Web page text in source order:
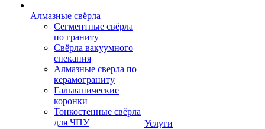
Алмазные свёрла
Сегментные свёрла
по граниту
Свёрла вакуумного
спекания
Алмазные сверла по
керамограниту
Гальванические
коронки
Тонкостенные свёрла
для ЧПУ
Услуги